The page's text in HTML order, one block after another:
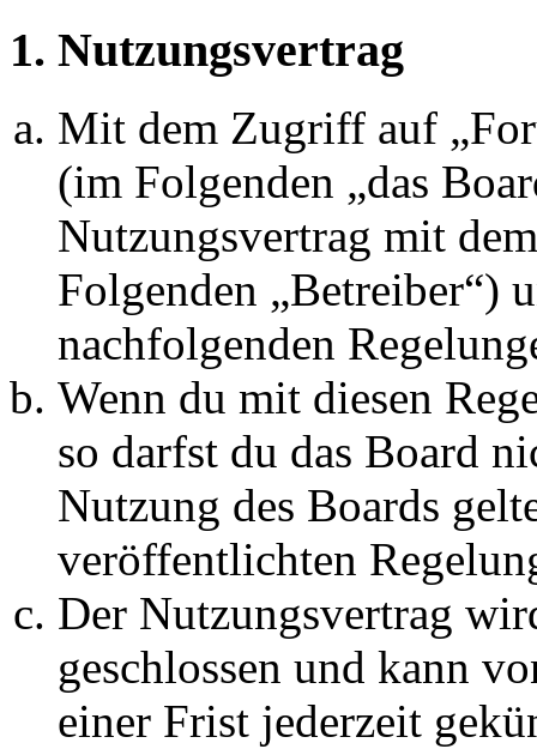
1. Nutzungsvertrag
Mit dem Zugriff auf
(im Folgenden „das
Nutzungsvertrag mit
Folgenden „Betreiber“)
nachfolgenden
Wenn du mit diesen
so darfst du das Board
Nutzung des Boards
veröffentlichten
Der Nutzungsvertrag
geschlossen und kann
einer Frist jederzeit